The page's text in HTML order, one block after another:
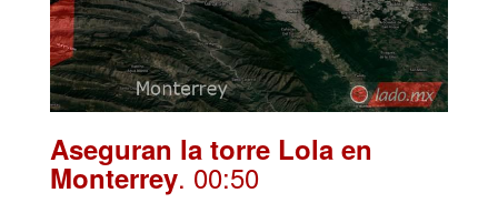
Aseguran la torre Lola en
Monterrey. 00:50